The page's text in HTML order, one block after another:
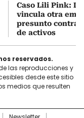
Caso Lili Pink:
vincula otra
presunto
de activos
reservados.
las reproducciones y
desde este sitio
medios que resulten